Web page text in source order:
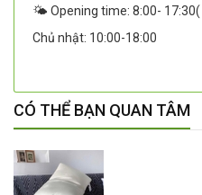
🌤️ Opening time: 8:00-
Chủ nhật: 10:00-18:00
CÓ THỂ BẠN QUAN TÂM